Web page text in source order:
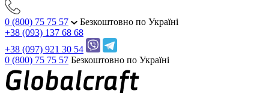
0 (800) 75 75 57
Безкоштовно по Україні
+38 (093) 137 68 68
+38 (097) 921 30 54
0 (800) 75 75 57 Безкоштовно по Україні